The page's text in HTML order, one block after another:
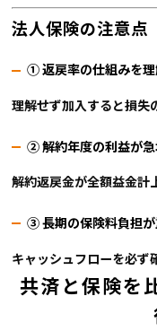
法人保険の注意点
① 返戻率の仕組みを
理解せず加入すると損失
② 解約年度の利益が
解約返戻金が全額益金計
③ 長期の保険料負担
キャッシュフローを必ず
共済と保険を